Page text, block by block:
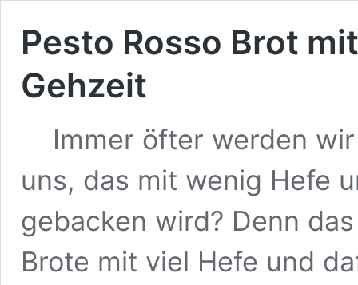
Pesto Rosso Brot
Gehzeit
Immer öfter werden
uns, das mit wenig Hefe
gebacken wird? Denn
Brote mit viel Hefe und